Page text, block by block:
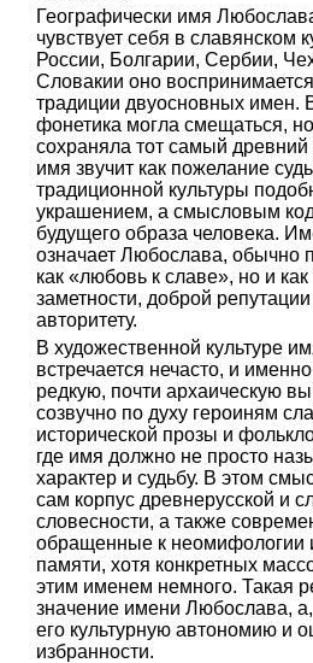
Географически имя
чувствует себя в славянском
России, Болгарии, Сербии,
Словакии оно
традиции двуосновных имен.
фонетика могла смещаться,
сохраняла тот самый древний
имя звучит как пожелание
традиционной культуры
украшением, а смысловым
будущего образа человека.
означает Любослава, обычно
как «любовь к славе», но и как
заметности, доброй
авторитету.
В художественной культуре
встречается нечасто, и
редкую, почти архаическую
созвучно по духу героиням
исторической прозы и
где имя должно не просто
характер и судьбу. В этом
сам корпус древнерусской и
словесности, а также
обращенные к неомифологии
памяти, хотя конкретных
этим именем немного. Такая
значение имени Любослава,
его культурную автономию и
избранности.